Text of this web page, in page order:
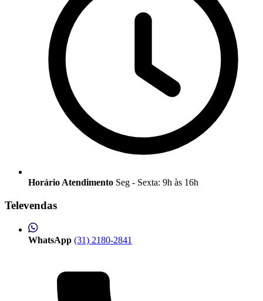
Horário Atendimento Seg - Sexta: 9h às 16h
Televendas
WhatsApp (31) 2180-2841